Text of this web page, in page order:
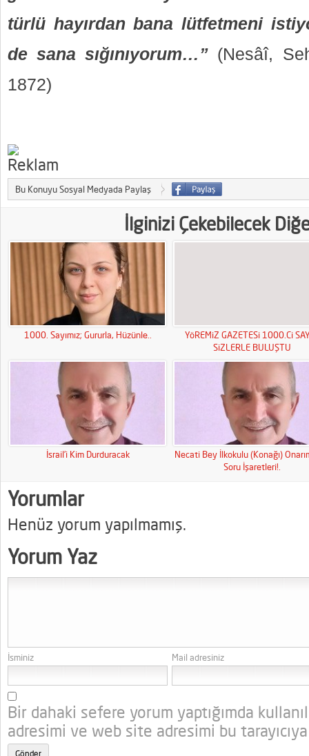
türlü hayırdan bana lütfetmeni
de sana sığınıyorum…” (Nesâî,
1872)
Bu Konuyu Sosyal Medyada Paylaş
İlginizi Çekebilecek
1000. Sayımız; Gururla, Hüzünle..
YöREMiZ GAZETESi 1000.Ci
SiZLERLE BULUŞTU
İsrail’i Kim Durduracak
Necati Bey İlkokulu (Konağı)
Soru İşaretleri!.
Yorumlar
Henüz yorum yapılmamış.
Yorum Yaz
İsminiz Mail adresiniz
Bir dahaki sefere yorum yaptığımda
adresimi ve web site adresimi bu